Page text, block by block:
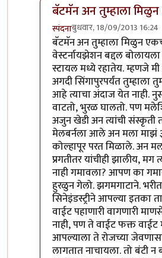
बॅटमॅन अन तुम्हाला
स्पंदनाबुधवार, 18/09/2013 16:24
In reply to±१byदादा
बॅटमॅन अन तुम्हाला मिळुन
वेस्टर्नायझेशन बद्दल बोलायला
स्टायल मध्ये रहातेय. म्हणजे मी
अगदी सिंगापुरपर्यंत तुम्हाला
आहे त्याचा अंदाज येत नाही.
वाटतो, भुरळ घालतो. पण
अजुन खेडी अन त्यांची संस्कृती
मेलबर्नला आले अन मला माझं
कोल्हापूर परत मिळाले. अन
प्रगतीतर यांचीही झालीय, मग
नाही गमावला? आपण का
हुरळुन गेलो. झगमगाटाने.
सिनेइंडस्ट्रीने आपल्या इतका
वाईट पहाणारी वागणारी
नाही, पण ते वाईट फक्त वाईट
आपल्याला ते रोजच्या
लागतात नाचायला. तो बंटी